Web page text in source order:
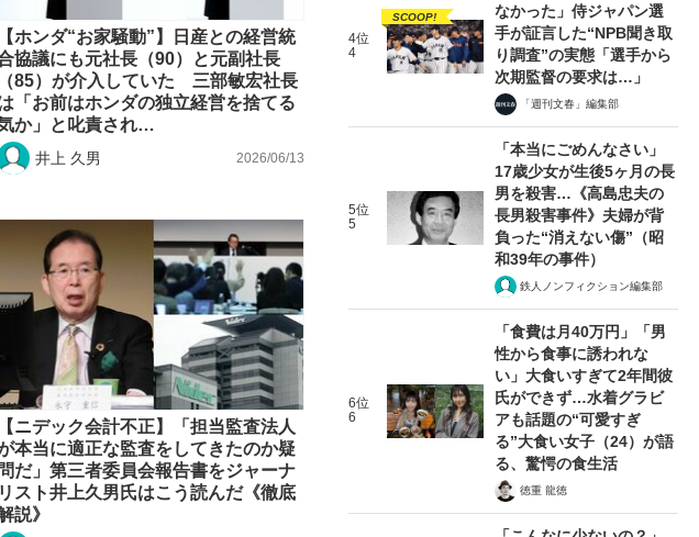
【ホンダ“お家騒動”】日産との経営統
協議にも元社長（90）と元副社長
（85）が介入していた 三部敏宏社長
「お前はホンダの独立経営を捨てる
か」と叱責され…
井上 久男 2026/06/13
【ニデック会計不正】「担当監査法人
本当に適正な監査をしてきたのか疑
問だ」第三者委員会報告書をジャーナ
リスト井上久男氏はこう読んだ《徹底
説》
4位
4
SCOOP!
なかった」侍ジャパン選
手が証言した“NPB聞き取
り調査”の実態「選手から
次期監督の要求は…」
「週刊文春」編集部
5位
5
「本当にごめんなさい」
17歳少女が生後5ヶ月の長
男を殺害…《高島忠夫の
長男殺害事件》夫婦が背
負った“消えない傷”（昭
和39年の事件）
鉄人ノンフィクション編集部
6位
6
「食費は月40万円」「男
性から食事に誘われな
い」大食いすぎて2年間彼
氏ができず…水着グラビ
アも話題の“可愛すぎ
る”大食い女子（24）が語
る、驚愕の食生活
徳重 龍徳